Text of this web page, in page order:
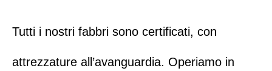
Tutti i nostri fabbri sono certificati, con
attrezzature all’avanguardia. Operiamo in